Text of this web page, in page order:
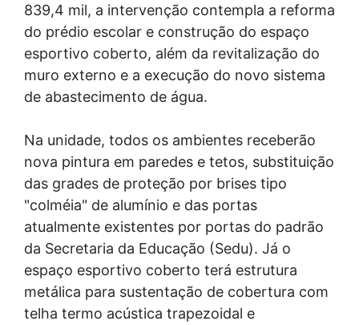
839,4 mil, a intervenção contempla a reforma
do prédio escolar e construção do espaço
esportivo coberto, além da revitalização do
muro externo e a execução do novo sistema
de abastecimento de água.
Na unidade, todos os ambientes receberão
nova pintura em paredes e tetos, substituição
das grades de proteção por brises tipo
"colméia" de alumínio e das portas
atualmente existentes por portas do padrão
da Secretaria da Educação (Sedu). Já o
espaço esportivo coberto terá estrutura
metálica para sustentação de cobertura com
telha termo acústica trapezoidal e